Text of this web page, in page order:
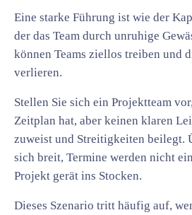
Eine starke Führung ist wie der
der das Team durch unruhige
können Teams ziellos treiben und
verlieren.
Stellen Sie sich ein Projektteam
Zeitplan hat, aber keinen klaren
zuweist und Streitigkeiten beilegt.
sich breit, Termine werden nicht
Projekt gerät ins Stocken.
Dieses Szenario tritt häufig auf,